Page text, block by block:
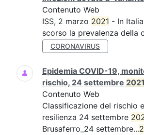
Contenuto Web
ISS, 2 marzo 2021 - In
scorso la prevalenza della
CORONAVIRUS
Epidemia COVID-19,
rischio, 24 settembre 2021
Contenuto Web
Classificazione del rischio
resilienza 24 settembre
Brusaferro_24 settembre...